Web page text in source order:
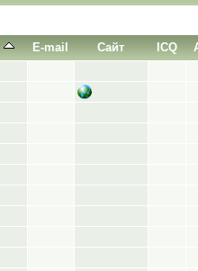
E-mail Сайт ICQ